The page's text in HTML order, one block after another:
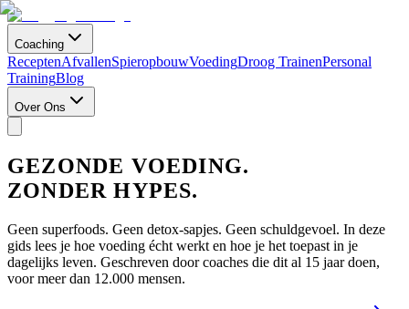
Coaching
ReceptenAfvallenSpieropbouwVoedingDroog TrainenPersonal
TrainingBlog
Over Ons
GEZONDE VOEDING.
ZONDER HYPES.
Geen superfoods. Geen detox-sapjes. Geen schuldgevoel. In deze
gids lees je hoe voeding écht werkt en hoe je het toepast in je
dagelijks leven. Geschreven door coaches die dit al 15 jaar doen,
voor meer dan 12.000 mensen.